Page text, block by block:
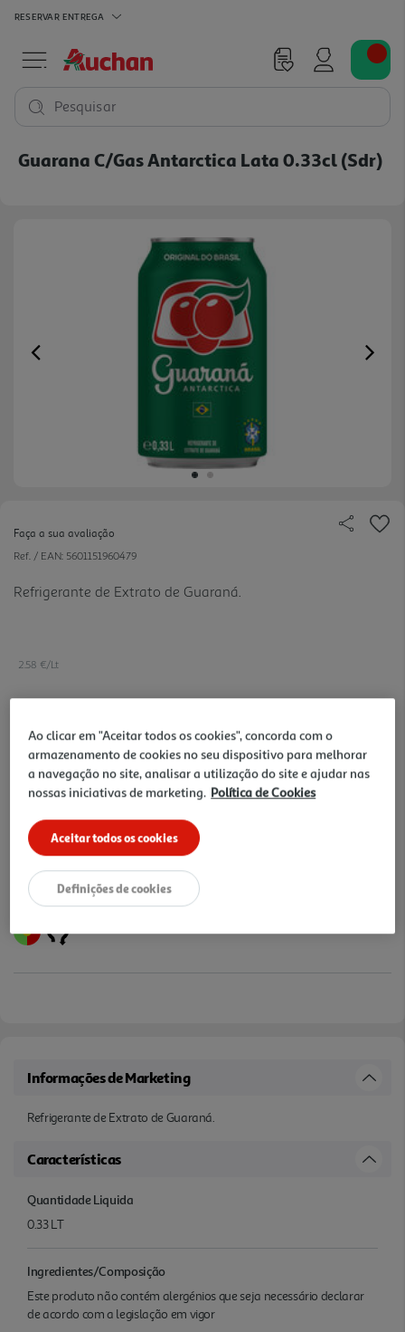
RESERVAR ENTREGA
Pesquisar
Guarana C/gas Antarctica Lata 0.33cl (sdr)
Previous
Faça a sua avaliação
Ref. / EAN: 5601151960479
Refrigerante de Extrato de Guaraná.
2.58 €/Lt
0,85 €
+0,10 € Depósito
Notas de preparação
Informações de Marketing
Refrigerante de Extrato de Guaraná.
Características
Quantidade Liquida
0.33 LT
Ingredientes/Composição
Este produto não contém alergénios que seja necessário declarar
de acordo com a legislação em vigor
Ao clicar em "Aceitar todos os cookies", concorda com o
armazenamento de cookies no seu dispositivo para melhorar
a navegação no site, analisar a utilização do site e ajudar nas
nossas iniciativas de marketing. Política de Cookies
Aceitar todos os cookies
Definições de cookies